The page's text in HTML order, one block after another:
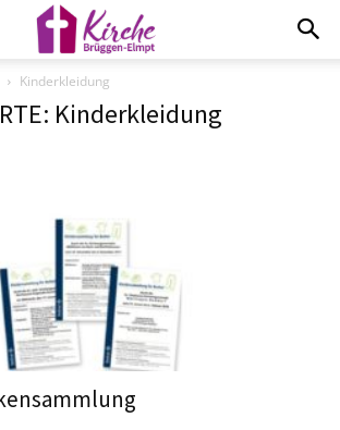
Kinderkleidung
Kinderkleidung